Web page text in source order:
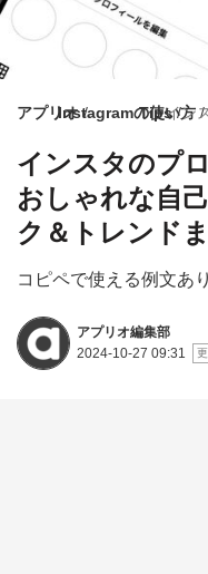
移
アプリオInstagramの使い方
Tipsイン
インスタのプ
おしゃれな自
ク＆トレンド
コピペで使える例文あり
アプリオ編集部
2024-10-27 09:31